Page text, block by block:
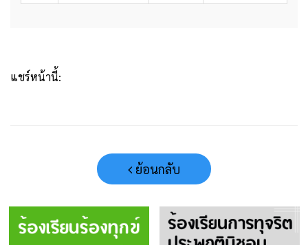
แชร์หน้านี้:
ย้อนกลับ